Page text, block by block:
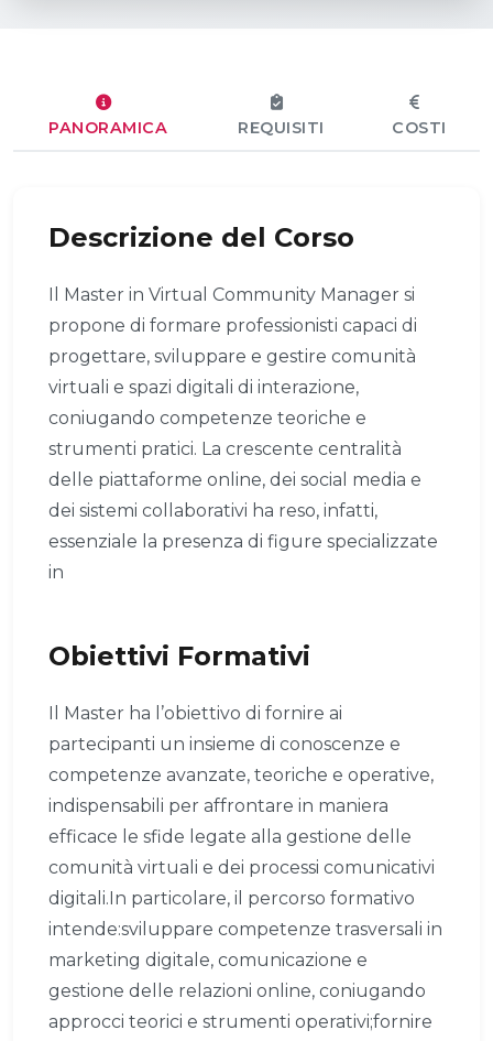
PANORAMICA REQUISITI COSTI
Descrizione del Corso
Il Master in Virtual Community Manager si
propone di formare professionisti capaci di
progettare, sviluppare e gestire comunità
virtuali e spazi digitali di interazione,
coniugando competenze teoriche e
strumenti pratici. La crescente centralità
delle piattaforme online, dei social media e
dei sistemi collaborativi ha reso, infatti,
essenziale la presenza di figure specializzate
in
Obiettivi Formativi
Il Master ha l’obiettivo di fornire ai
partecipanti un insieme di conoscenze e
competenze avanzate, teoriche e operative,
indispensabili per affrontare in maniera
efficace le sfide legate alla gestione delle
comunità virtuali e dei processi comunicativi
digitali.In particolare, il percorso formativo
intende:sviluppare competenze trasversali in
marketing digitale, comunicazione e
gestione delle relazioni online, coniugando
approcci teorici e strumenti operativi;fornire